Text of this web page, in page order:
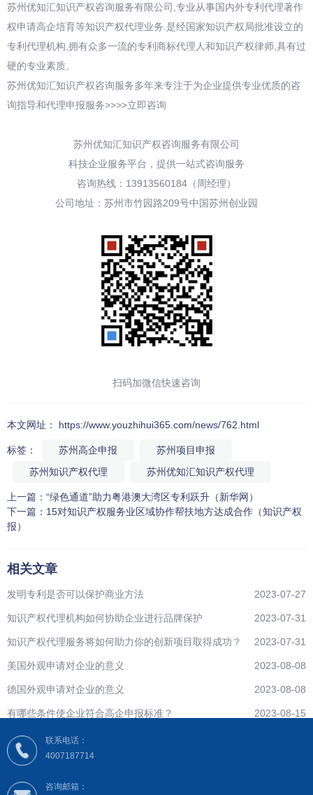
苏州优知汇知识产权咨询服务有限公司,专业从事国内外专利代理著作
权申请高企培育等知识产权代理业务.是经国家知识产权局批准设立的
专利代理机构,拥有众多一流的专利商标代理人和知识产权律师,具有过
硬的专业素质。
苏州优知汇知识产权咨询服务多年来专注于为企业提供专业优质的咨
询指导和代理申报服务>>>>立即咨询
苏州优知汇知识产权咨询服务有限公司
科技企业服务平台，提供一站式咨询服务
咨询热线：13913560184（周经理）
公司地址：苏州市竹园路209号中国苏州创业园
扫码加微信快速咨询
本文网址： https://www.youzhihui365.com/news/762.html
标签： 苏州高企申报
苏州项目申报
苏州知识产权代理
苏州优知汇知识产权代理
上一篇： “绿色通道”助力粤港澳大湾区专利跃升（新华网）
下一篇： 15对知识产权服务业区域协作帮扶地方达成合作（知识产权
报）
相关文章
2023-07-27
发明专利是否可以保护商业方法
2023-07-31
知识产权代理机构如何协助企业进行品牌保护
2023-07-31
知识产权代理服务将如何助力你的创新项目取得成功？
2023-08-08
美国外观申请对企业的意义
2023-08-08
德国外观申请对企业的意义
2023-08-15
有哪些条件使企业符合高企申报标准？
联系电话：
4007187714
咨询邮箱：